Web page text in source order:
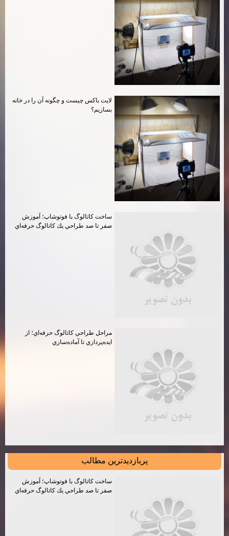
لايت باكس چيست و چگونه آن را در خانه
بسازيم؟
ساخت كاتالوگ با فوتوشاپ؛ آموزش
صفر تا صد طراحي يك كاتالوگ حرفه‌اي
مراحل طراحي كاتالوگ حرفه‌اي؛ از
ايده‌پردازي تا آماده‌سازي
پربازديدترين مطالب
ساخت كاتالوگ با فوتوشاپ؛ آموزش
صفر تا صد طراحي يك كاتالوگ حرفه‌اي